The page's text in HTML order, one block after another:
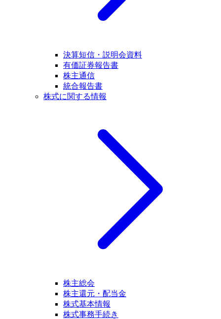
決算短信・説明会資料
有価証券報告書
株主通信
統合報告書
株式に関する情報
株主総会
株主還元・配当金
株式基本情報
株式事務手続き